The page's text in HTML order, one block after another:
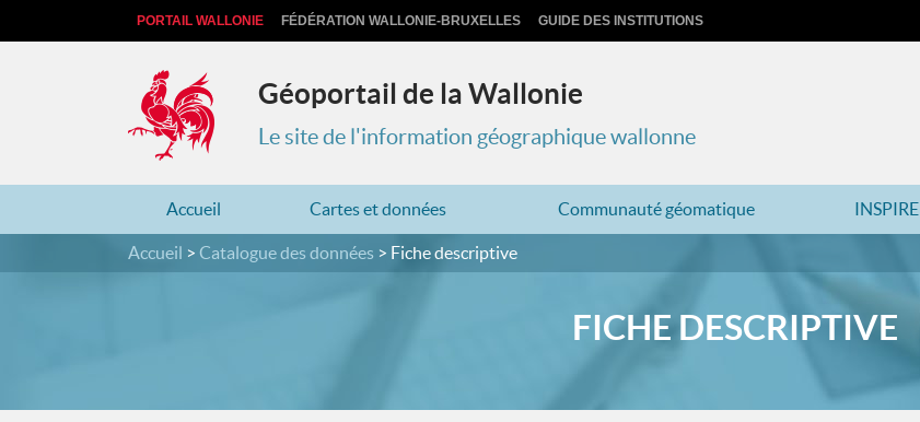
PORTAIL WALLONIE FÉDÉRATION WALLONIE-BRUXELLES GUIDE DES INSTITUTIONS
Géoportail de la Wallonie
Le site de l'information géographique wallonne
Accueil Cartes et données Communauté géomatique INSPIRE
Accueil Catalogue des données Fiche descriptive
FICHE DESCRIPTIVE